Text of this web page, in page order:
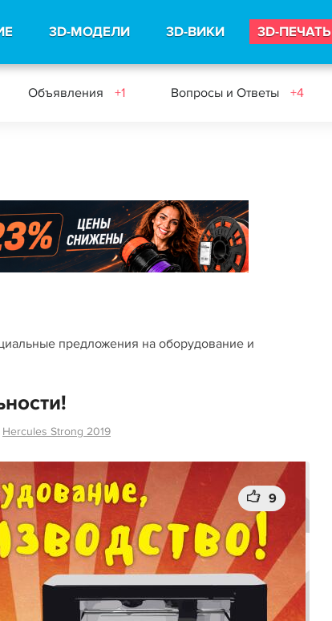
3D-МОДЕЛИ 3D-ВИКИ 3D-ПЕЧАТЬ
Объявления +1 Вопросы и Ответы +4
предложения на оборудование и
Hercules Strong 2019
9